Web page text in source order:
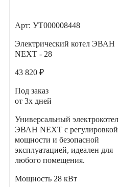
Арт: УТ000008448
Электрический котел ЭВАН
NEXT - 28
43 820 ₽
Под заказ
от 3х дней
Универсальный электрокотел
ЭВАН NEXT с регулировкой
мощности и безопасной
эксплуатацией, идеален для
любого помещения.
Мощность 28 кВт